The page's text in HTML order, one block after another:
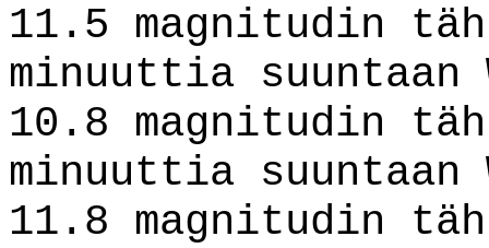
11.5 magnitudin
minuuttia suuntaan
10.8 magnitudin
minuuttia suuntaan
11.8 magnitudin